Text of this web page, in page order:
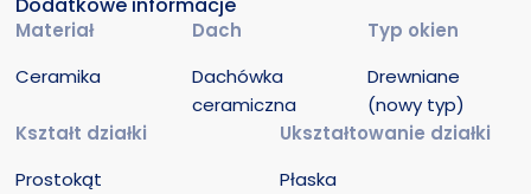
Dodatkowe informacje
Materiał
Ceramika
Dach
Dachówka
ceramiczna
Typ okien
Drewniane
(nowy typ)
Kształt działki
Prostokąt
Ukształtowanie działki
Płaska